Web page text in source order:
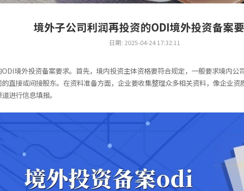
境外子公司利润再投资的ODI境外投资备案
日期: 2025-04-24 17:32:11
境外投资备案要求。首先，境内投资主体资格要符合规定，一般要求境内
直接或间接股东。在资料准备方面，企业要收集整理众多相关资料，像企业
进行信息填报。